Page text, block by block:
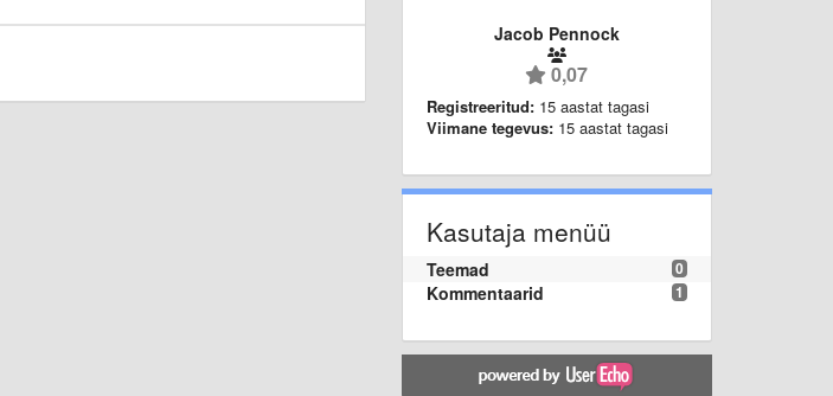
Jacob Pennock
0,07
Registreeritud: 15 aastat tagasi
Viimane tegevus: 15 aastat tagasi
Kasutaja menüü
0
Teemad
1
Kommentaarid